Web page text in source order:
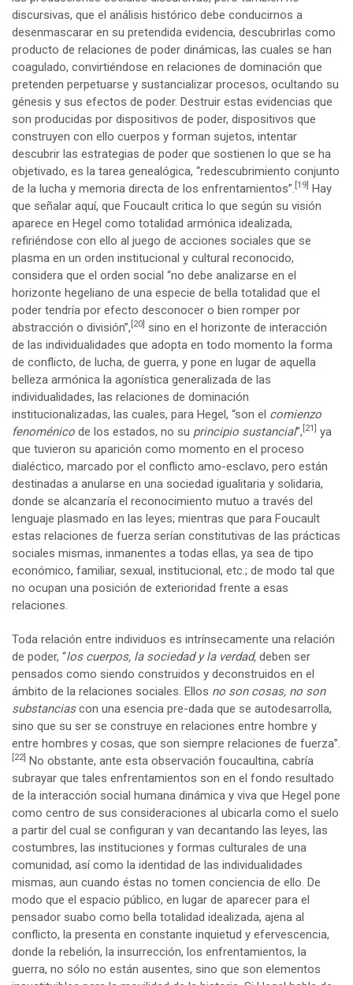
discursivas, que el análisis histórico debe conducirnos a
desenmascarar en su pretendida evidencia, descubrirlas como
producto de relaciones de poder dinámicas, las cuales se han
coagulado, convirtiéndose en relaciones de dominación que
pretenden perpetuarse y sustancializar procesos, ocultando su
génesis y sus efectos de poder. Destruir estas evidencias que
son producidas por dispositivos de poder, dispositivos que
construyen con ello cuerpos y forman sujetos, intentar
descubrir las estrategias de poder que sostienen lo que se ha
objetivado, es la tarea genealógica, “redescubrimiento conjunto
de la lucha y memoria directa de los enfrentamientos”. [19] Hay
que señalar aquí, que Foucault critica lo que según su visión
aparece en Hegel como totalidad armónica idealizada,
refiriéndose con ello al juego de acciones sociales que se
plasma en un orden institucional y cultural reconocido,
considera que el orden social “no debe analizarse en el
horizonte hegeliano de una especie de bella totalidad que el
poder tendría por efecto desconocer o bien romper por
abstracción o división”, [20]
sino en el horizonte de interacción
de las individualidades que adopta en todo momento la forma
de conflicto, de lucha, de guerra, y pone en lugar de aquella
belleza armónica la agonística generalizada de las
individualidades, las relaciones de dominación
institucionalizadas, las cuales, para Hegel, “son el comienzo
fenoménico de los estados, no su principio sustancial”, [21]
ya
que tuvieron su aparición como momento en el proceso
dialéctico, marcado por el conflicto amo-esclavo, pero están
destinadas a anularse en una sociedad igualitaria y solidaria,
donde se alcanzaría el reconocimiento mutuo a través del
lenguaje plasmado en las leyes; mientras que para Foucault
estas relaciones de fuerza serían constitutivas de las prácticas
sociales mismas, inmanentes a todas ellas, ya sea de tipo
económico, familiar, sexual, institucional, etc.; de modo tal que
no ocupan una posición de exterioridad frente a esas
relaciones.
Toda relación entre individuos es intrínsecamente una relación
de poder, “los cuerpos, la sociedad y la verdad, deben ser
pensados como siendo construidos y deconstruidos en el
ámbito de la relaciones sociales. Ellos no son cosas, no son
substanciascon una esencia pre-dada que se autodesarrolla,
sino que su ser se construye en relaciones entre hombre y
entre hombres y cosas, que son siempre relaciones de fuerza”.
[22] No obstante, ante esta observación foucaultina, cabría
subrayar que tales enfrentamientos son en el fondo resultado
de la interacción social humana dinámica y viva que Hegel pone
como centro de sus consideraciones al ubicarla como el suelo
a partir del cual se configuran y van decantando las leyes, las
costumbres, las instituciones y formas culturales de una
comunidad, así como la identidad de las individualidades
mismas, aun cuando éstas no tomen conciencia de ello. De
modo que el espacio público, en lugar de aparecer para el
pensador suabo como bella totalidad idealizada, ajena al
conflicto, la presenta en constante inquietud y efervescencia,
donde la rebelión, la insurrección, los enfrentamientos, la
guerra, no sólo no están ausentes, sino que son elementos